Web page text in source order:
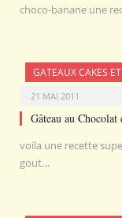
choco-banane une
GATEAUX CAKES
21 MAI 2011
Gâteau au
voila une recette
gout…